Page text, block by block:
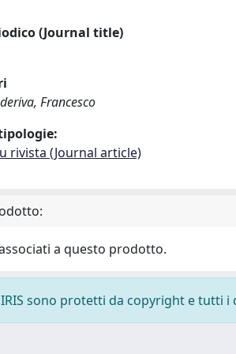
(Journal title)
Francesco
rivista (Journal article)
a questo prodotto.
sono protetti da copyright e tutti